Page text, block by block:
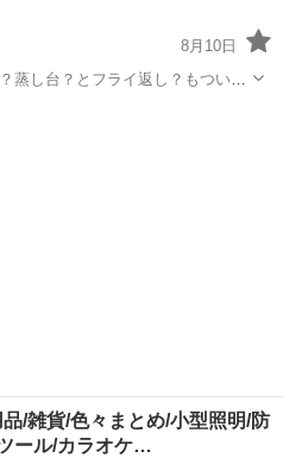
8月10日
蒸し台？とフライ返し？もついて
品/雑貨/色々まとめ/小型照明/防
ール/カラオケ…